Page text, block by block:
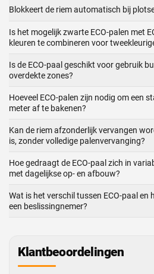
Blokkeert de riem automatisch bij
Is het mogelijk zwarte ECO-palen met
kleuren te combineren voor
Is de ECO-paal geschikt voor gebruik
overdekte zones?
Hoeveel ECO-palen zijn nodig om een
meter af te bakenen?
Kan de riem afzonderlijk vervangen
is, zonder volledige palenvervanging?
Hoe gedraagt de ECO-paal zich in
met dagelijkse op- en afbouw?
Wat is het verschil tussen ECO-paal en
een beslissingnemer?
Klantbeoordelingen